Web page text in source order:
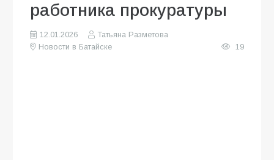
работника прокуратуры
12.01.2026
Татьяна Разметова
Новости в Батайске
19